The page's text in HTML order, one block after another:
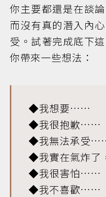
你主要都還是在談
而沒有真的潛入內
受。試著完成底下
你帶來一些想法：
◆我想要……
◆我很抱歉……
◆我無法承受
◆我實在氣炸
◆我很害怕……
◆我不喜歡……